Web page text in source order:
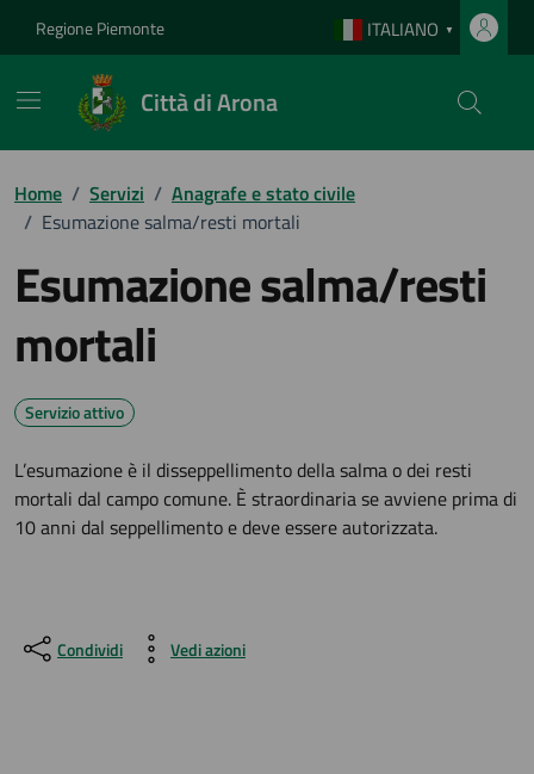
Regione Piemonte ITALIANO ▼
Città di Arona
Home / Servizi / Anagrafe e stato civile
/ Esumazione salma/resti mortali
Esumazione salma/resti
mortali
Servizio attivo
L’esumazione è il disseppellimento della salma o dei resti
mortali dal campo comune. È straordinaria se avviene prima di
10 anni dal seppellimento e deve essere autorizzata.
Condividi Vedi azioni